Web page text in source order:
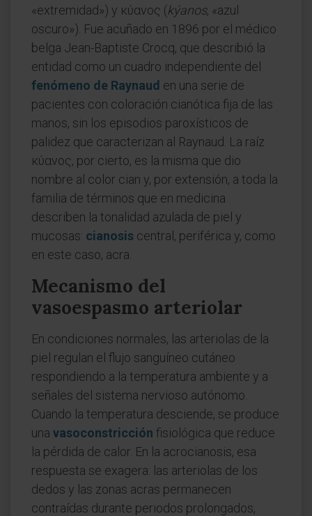
«extremidad») y κύανος (kýanos, «azul
oscuro»). Fue acuñado en 1896 por el médico
belga Jean-Baptiste Crocq, que describió la
entidad como un cuadro independiente del
fenómeno de Raynaud en una serie de
pacientes con coloración cianótica fija de las
manos, sin los episodios paroxísticos de
palidez que caracterizan al Raynaud. La raíz
κύανος, por cierto, es la misma que dio
nombre al color cian y, por extensión, a toda la
familia de términos que en medicina
describen la tonalidad azulada de piel y
mucosas: cianosis central, periférica y, como
en este caso, acra.
Mecanismo del
vasoespasmo arteriolar
En condiciones normales, las arteriolas de la
piel regulan el flujo sanguíneo cutáneo
respondiendo a la temperatura ambiente y a
señales del sistema nervioso autónomo.
Cuando la temperatura desciende, se produce
una vasoconstricción fisiológica que reduce
la pérdida de calor. En la acrocianosis, esa
respuesta se exagera: las arteriolas de los
dedos y las zonas acras permanecen
contraídas durante periodos prolongados,